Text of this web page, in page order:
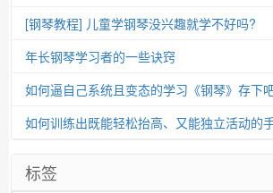
[钢琴教程] 儿童学钢琴没兴趣就学不好吗?
年长钢琴学习者的一些诀窍
如何逼自己系统且变态的学习《钢琴》存下
如何训练出既能轻松抬高、又能独立活动的
标签